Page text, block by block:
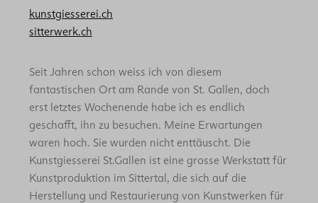
kunstgiesserei.ch
sitterwerk.ch
Seit Jahren schon weiss ich von diesem
fantastischen Ort am Rande von St. Gallen, doch
erst letztes Wochenende habe ich es endlich
geschafft, ihn zu besuchen. Meine Erwartungen
waren hoch. Sie wurden nicht enttäuscht. Die
Kunstgiesserei St.Gallen ist eine grosse Werkstatt für
Kunstproduktion im Sittertal, die sich auf die
Herstellung und Restaurierung von Kunstwerken für